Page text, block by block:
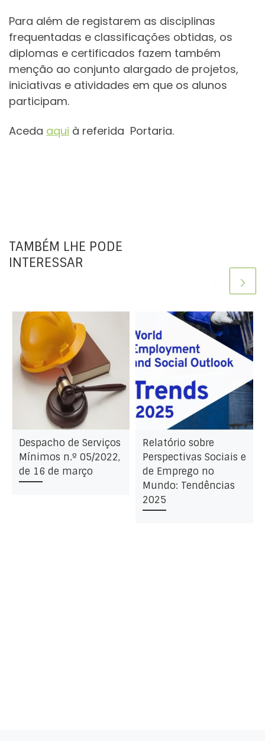
Para além de registarem as disciplinas
frequentadas e classificações obtidas, os
diplomas e certificados fazem também
menção ao conjunto alargado de projetos,
iniciativas e atividades em que os alunos
participam.
Aceda aqui à referida Portaria.
TAMBÉM LHE PODE
INTERESSAR
Despacho de Serviços
Mínimos n.º 05/2022,
de 16 de março
Relatório sobre
Perspectivas Sociais e
de Emprego no
Mundo: Tendências
2025